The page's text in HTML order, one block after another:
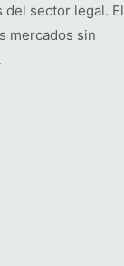
sector legal. El
mercados sin